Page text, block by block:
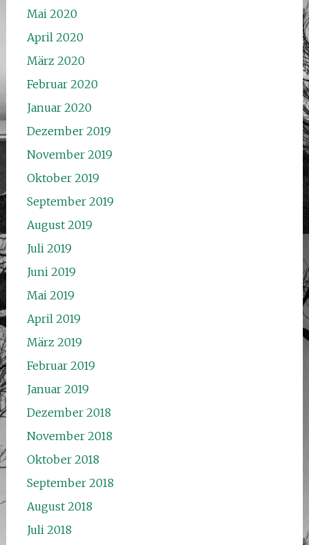
Mai 2020
April 2020
März 2020
Februar 2020
Januar 2020
Dezember 2019
November 2019
Oktober 2019
September 2019
August 2019
Juli 2019
Juni 2019
Mai 2019
April 2019
März 2019
Februar 2019
Januar 2019
Dezember 2018
November 2018
Oktober 2018
September 2018
August 2018
Juli 2018